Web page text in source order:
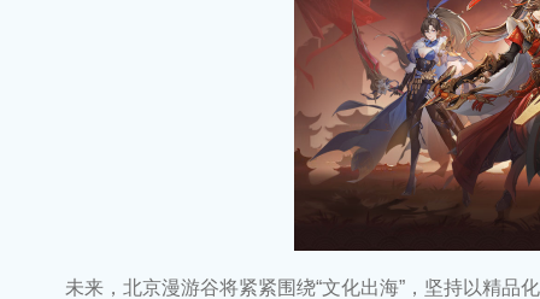
未来，北京漫游谷将紧紧围绕“文化出海”，坚持以精品